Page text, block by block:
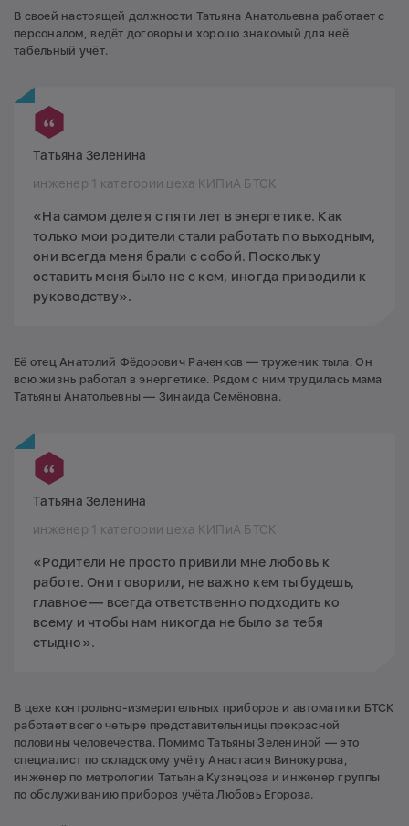
В своей настоящей должности Татьяна Анатольевна работает с
персоналом, ведёт договоры и хорошо знакомый для неё
табельный учёт.
Татьяна Зеленина
инженер 1 категории цеха КИПиА БТСК
«На самом деле я с пяти лет в энергетике. Как
только мои родители стали работать по выходным,
они всегда меня брали с собой. Поскольку
оставить меня было не с кем, иногда приводили к
руководству».
Её отец Анатолий Фёдорович Раченков — труженик тыла. Он
всю жизнь работал в энергетике. Рядом с ним трудилась мама
Татьяны Анатольевны — Зинаида Семёновна.
Татьяна Зеленина
инженер 1 категории цеха КИПиА БТСК
«Родители не просто привили мне любовь к
работе. Они говорили, не важно кем ты будешь,
главное — всегда ответственно подходить ко
всему и чтобы нам никогда не было за тебя
стыдно».
В цехе контрольно-измерительных приборов и автоматики БТСК
работает всего четыре представительницы прекрасной
половины человечества. Помимо Татьяны Зелениной — это
специалист по складскому учёту Анастасия Винокурова,
инженер по метрологии Татьяна Кузнецова и инженер группы
по обслуживанию приборов учёта Любовь Егорова.